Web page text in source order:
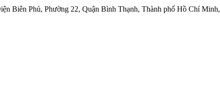
Biên Phủ, Phường 22, Quận Bình Thạnh, Thành phố Hồ Chí